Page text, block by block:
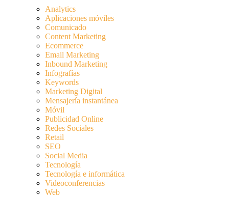
Analytics
Aplicaciones móviles
Comunicado
Content Marketing
Ecommerce
Email Marketing
Inbound Marketing
Infografías
Keywords
Marketing Digital
Mensajería instantánea
Móvil
Publicidad Online
Redes Sociales
Retail
SEO
Social Media
Tecnología
Tecnología e informática
Videoconferencias
Web